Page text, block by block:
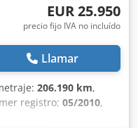
EUR 25.950
precio fijo IVA no incluído
Llamar
206.190 km,
registro: 05/2010,
de ejes: